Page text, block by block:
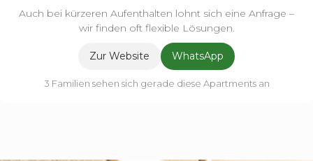
Auch bei kürzeren Aufenthalten lohnt sich eine Anfrage –
wir finden oft flexible Lösungen.
Zur Website WhatsApp
3 Familien sehen sich gerade diese Apartments an